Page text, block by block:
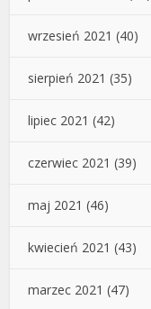
wrzesień 2021 (40)
sierpień 2021 (35)
lipiec 2021 (42)
czerwiec 2021 (39)
maj 2021 (46)
kwiecień 2021 (43)
marzec 2021 (47)